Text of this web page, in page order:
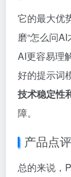
它的最大优
磨“怎么问
AI更容易理
好的提示词
技术稳定性
障。
产品点评
总的来说，